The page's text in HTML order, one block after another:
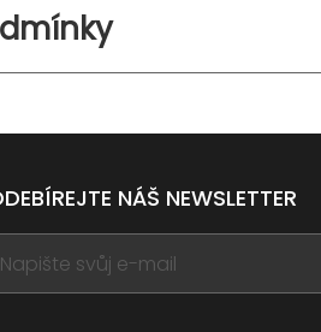
NÁŠ NEWSLETTER
you